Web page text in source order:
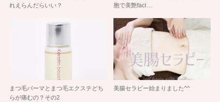
れえらんだらいい？
胞で美艶faci…
まつ毛パーマとまつ毛エクステどち
らが痛むの？その2
美腸セラピー始まりました^^